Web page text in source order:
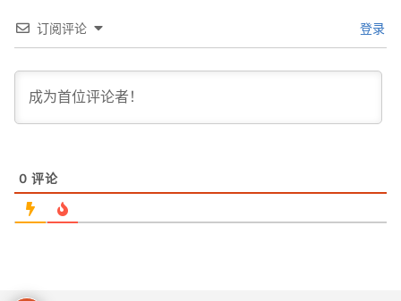
订阅评论 登录
0 评论